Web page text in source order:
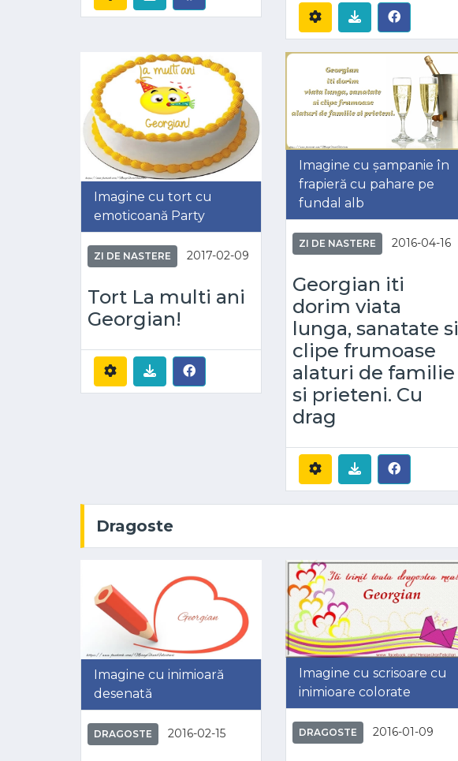
Imagine cu tort cu
emoticoană Party
ZI DE NASTERE 2017-02-09
Tort La multi ani
Georgian!
Imagine cu șampanie în
frapieră cu pahare pe
fundal alb
ZI DE NASTERE 2016-04-16
Georgian iti
dorim viata
lunga, sanatate si
clipe frumoase
alaturi de familie
si prieteni. Cu
drag
Dragoste
Imagine cu inimioară
desenată
DRAGOSTE 2016-02-15
Imagine cu scrisoare cu
inimioare colorate
DRAGOSTE 2016-01-09